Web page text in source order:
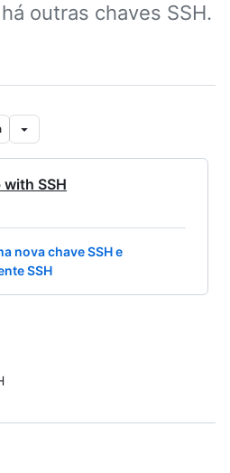
outras chaves SSH.
SSH
nova chave SSH e
SSH